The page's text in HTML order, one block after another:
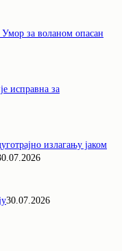
за воланом опасан
исправна за
излагању јаком
30.07.2026